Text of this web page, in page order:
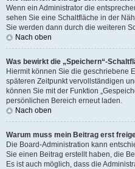
Wenn ein Administrator die
sehen Sie eine Schaltfläche in der
Sie werden dann durch die weiteren
Nach oben
Was bewirkt die „Speichern“-
Hiermit können Sie die geschriebene
späteren Zeitpunkt vervollständigen
können Sie mit der Funktion
persönlichen Bereich erneut laden.
Nach oben
Warum muss mein Beitrag erst
Die Board-Administration kann
Sie einen Beitrag erstellt haben, die
Es ist auch möglich, dass die